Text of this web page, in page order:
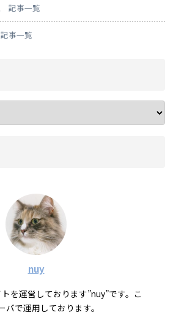
記事一覧
事一覧
nuy
を運営しております”nuy”です。こ
で運用しております。